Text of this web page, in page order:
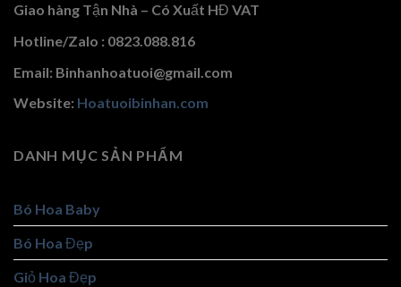
Giao hàng Tận Nhà – Có Xuất HĐ VAT
Hotline/Zalo : 0823.088.816
Email: Binhanhoatuoi@gmail.com
Website: Hoatuoibinhan.com
DANH MỤC SẢN PHẨM
Bó Hoa Baby
Bó Hoa Đẹp
Giỏ Hoa Đẹp